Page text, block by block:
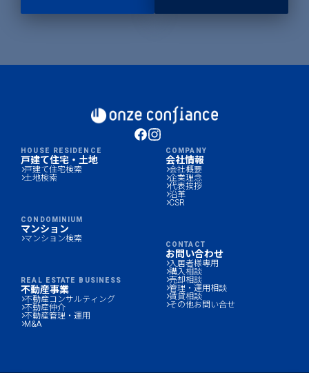
HOUSE RESIDENCE
戸建て住宅・土地
戸建て住宅検索
土地検索
CONDOMINIUM
マンション
マンション検索
REAL ESTATE BUSINESS
不動産事業
不動産コンサルティング
不動産仲介
不動産管理・運用
M&A
COMPANY
会社情報
会社概要
企業理念
代表挨拶
沿革
CSR
CONTACT
お問い合わせ
入居者様専用
購入相談
売却相談
管理・運用相談
賃貸相談
その他お問い合せ